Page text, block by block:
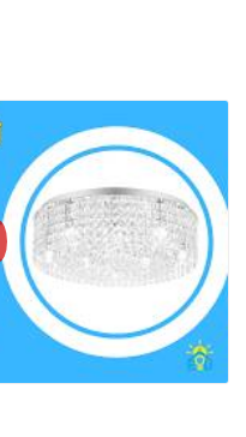
що підкреслює
оселі.
та м'якого
для розміщення над
святкового настрою.